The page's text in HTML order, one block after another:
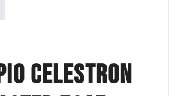
Celestron